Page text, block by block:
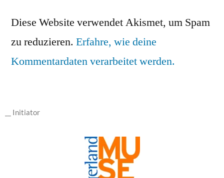
Diese Website verwendet Akismet, um Spam
zu reduzieren. Erfahre, wie deine
Kommentardaten verarbeitet werden.
__ Initiator